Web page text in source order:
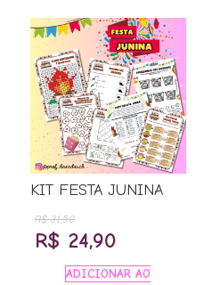
KIT FESTA JUNINA
R$31,50
O
preço
R$ 24,90O
preço
ADICIONAR AO